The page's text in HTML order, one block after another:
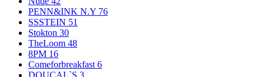
PENN&INK N.Y 76
SSSTEIN 51
Stokton 30
TheLoom 48
8PM 16
Comeforbreakfast 6
DOUCAL`S 3